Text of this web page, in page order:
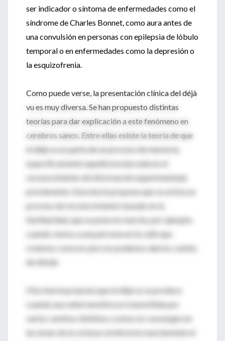
ser indicador o síntoma de enfermedades como el
síndrome de Charles Bonnet, como aura antes de
una convulsión en personas con epilepsia de lóbulo
temporal o en enfermedades como la depresión o
la esquizofrenia.
Como puede verse, la presentación clínica del déjà
vu es muy diversa. Se han propuesto distintas
teorías para dar explicación a este fenómeno en
cerebros sanos. Entre ellas existe la teoría de que
el déjà vu es parte de un proceso de memoria,
específicamente aquella involucrada en el
reconocimiento de información experimentada
previamente. Esta teoría propone que se activa un
proceso de reconocimiento basado en la
familiaridad, que se pone en marcha, por ejemplo,
cuando vemos a una persona en la calle que
creemos conocer pero no podemos darnos cuenta
de dónde.
Otra teoría propone que el déjà vu se produce
cuando una señal sensitiva es transmitida por
varios caminos distintos y estos no convergen en
las áreas de la corteza cerebral en exactamente el